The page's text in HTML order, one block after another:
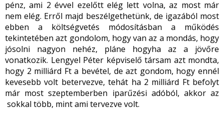
pénz, ami 2 évvel ezelőtt elég lett volna, az most már
nem elég. Erről majd beszélgethetünk, de igazából most
ebben a költségvetés módosításban a működés
tekintetében azt gondolom, hogy van az a mondás, hogy
jósolni nagyon nehéz, pláne hogyha az a jövőre
vonatkozik. Lengyel Péter képviselő társam azt mondta,
hogy 2 milliárd Ft a bevétel, de azt gondom, hogy ennél
kevesebb volt betervezve, tehát ha 2 milliárd Ft befolyt
már most szeptemberben iparűzési adóból, akkor az
sokkal több, mint ami tervezve volt.